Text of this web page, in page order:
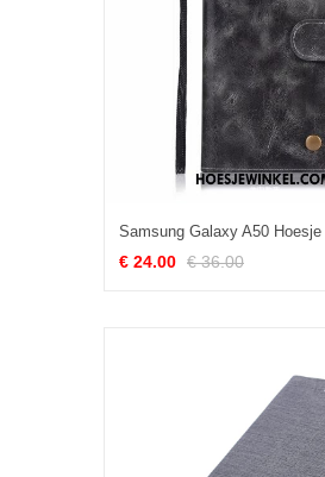
€ 24.00 € 36.00